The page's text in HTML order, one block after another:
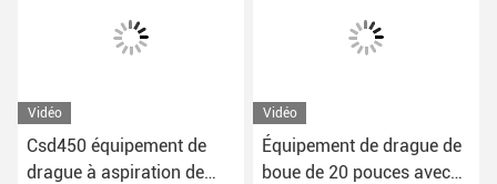
Vidéo
Csd450 équipement de
drague à aspiration de
Vidéo
Équipement de drague de
boue de 20 pouces avec